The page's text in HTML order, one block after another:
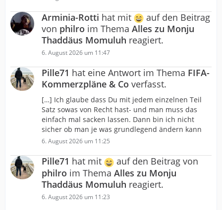
Arminia-Rotti hat mit
auf den Beitrag
von philro im Thema Alles zu Monju
Thaddäus Momuluh reagiert.
6. August 2026 um 11:47
Pille71 hat eine Antwort im Thema FIFA-
Kommerzpläne & Co verfasst.
[…] Ich glaube dass Du mit jedem einzelnen Teil
Satz sowas von Recht hast- und man muss das
einfach mal sacken lassen. Dann bin ich nicht
sicher ob man je was grundlegend ändern kann
6. August 2026 um 11:25
Pille71 hat mit
auf den Beitrag von
philro im Thema Alles zu Monju
Thaddäus Momuluh reagiert.
6. August 2026 um 11:23